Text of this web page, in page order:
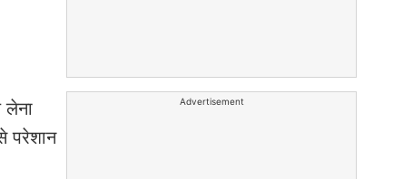
परेशान
Advertisement